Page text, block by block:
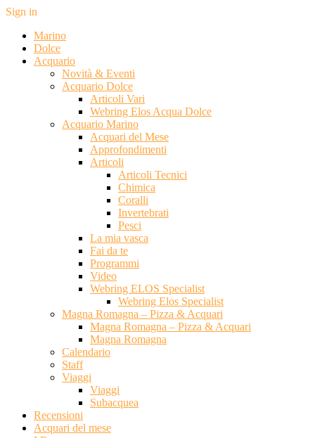
Sign in
Marino
Dolce
Acquario
Novità & Eventi
Acquario Dolce
Articoli Vari
Webring Elos Acqua Dolce
Acquario Marino
Acquari del Mese
Approfondimenti
Articoli
Articoli Tecnici
Chimica
Coralli
Invertebrati
Pesci
La mia vasca
Fai da te
Programmi
Video
Webring ELOS Specialist
Webring Elos Specialist
Magna Romagna – Pizza & Acquari
Magna Romagna – Pizza & Acquari
Magna Romagna
Calendario
Staff
Viaggi
Viaggi
Subacquea
Recensioni
Acquari del mese